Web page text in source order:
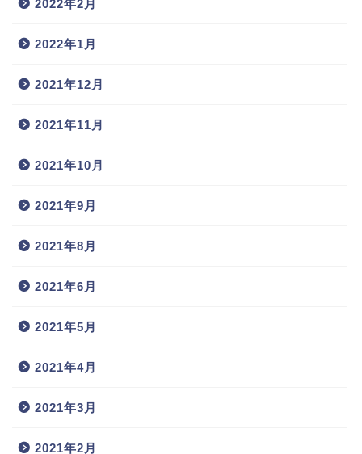
2022年2月
2022年1月
2021年12月
2021年11月
2021年10月
2021年9月
2021年8月
2021年6月
2021年5月
2021年4月
2021年3月
2021年2月